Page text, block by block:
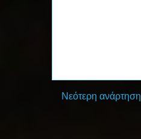
Νεότερη ανάρτηση